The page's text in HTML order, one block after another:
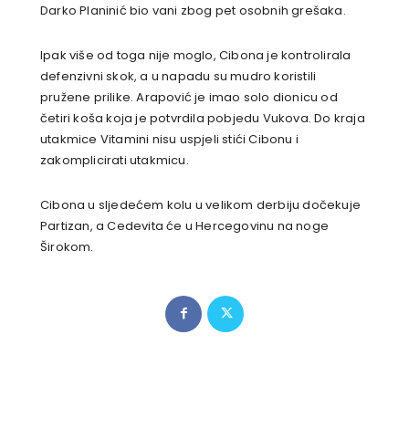
Darko Planinić bio vani zbog pet osobnih grešaka.
Ipak više od toga nije moglo, Cibona je kontrolirala
defenzivni skok, a u napadu su mudro koristili
pružene prilike. Arapović je imao solo dionicu od
četiri koša koja je potvrdila pobjedu Vukova. Do kraja
utakmice Vitamini nisu uspjeli stići Cibonu i
zakomplicirati utakmicu.
Cibona u sljedećem kolu u velikom derbiju dočekuje
Partizan, a Cedevita će u Hercegovinu na noge
Širokom.